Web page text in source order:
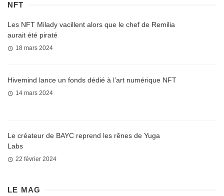
NFT
Les NFT Milady vacillent alors que le chef de Remilia
aurait été piraté
18 mars 2024
Hivemind lance un fonds dédié à l’art numérique NFT
14 mars 2024
Le créateur de BAYC reprend les rênes de Yuga
Labs
22 février 2024
LE MAG